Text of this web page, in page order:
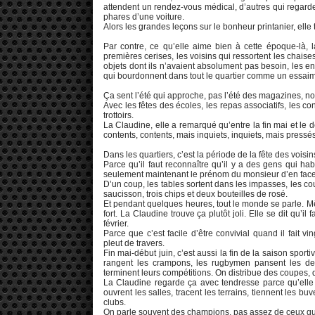
attendent un rendez-vous médical, d’autres qui
phares d’une voiture.
Alors les grandes leçons sur le bonheur printanier, elle
Par contre, ce qu’elle aime bien à cette époque-
premières cerises, les voisins qui ressortent les
objets dont ils n’avaient absolument pas besoin, les
qui bourdonnent dans tout le quartier comme un
Ça sent l’été qui approche, pas l’été des magazines,
Avec les fêtes des écoles, les repas associatifs, les
trottoirs.
La Claudine, elle a remarqué qu’entre la fin mai et le
contents, contents, mais inquiets, inquiets, mais
Dans les quartiers, c’est la période de la fête des
Parce qu’il faut reconnaître qu’il y a des gens qui
seulement maintenant le prénom du monsieur d’en
D’un coup, les tables sortent dans les impasses, les
saucisson, trois chips et deux bouteilles de rosé.
Et pendant quelques heures, tout le monde se parle.
fort. La Claudine trouve ça plutôt joli. Elle se dit qu’il
février.
Parce que c’est facile d’être convivial quand il fait
pleut de travers.
Fin mai-début juin, c’est aussi la fin de la saison
rangent les crampons, les rugbymen pansent les
terminent leurs compétitions. On distribue des
La Claudine regarde ça avec tendresse parce
ouvrent les salles, tracent les terrains, tiennent les
clubs.
On parle souvent des champions, pas assez de ceux